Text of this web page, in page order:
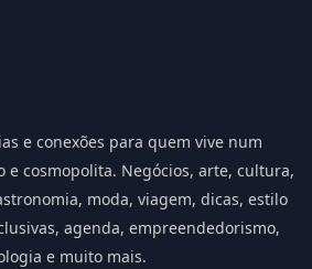
e conexões para quem vive num
e cosmopolita. Negócios, arte, cultura,
moda, viagem, dicas, estilo
agenda, empreendedorismo,
e muito mais.